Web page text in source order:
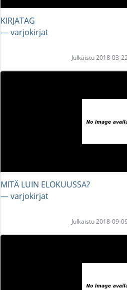
KIRJATAG
― varjokirjat
Julkaistu 2018-03-
MITÄ LUIN ELOKUUSSA?
― varjokirjat
Julkaistu 2018-09-